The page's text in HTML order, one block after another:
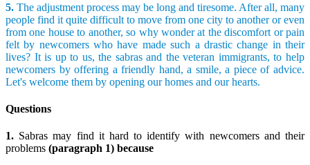
5. The adjustment process may be long and tiresome. After all, many
people find it quite difficult to move from one city to another or even
from one house to another, so why wonder at the discomfort or pain
felt by newcomers who have made such a drastic change in their
lives? It is up to us, the sabras and the veteran immigrants, to help
newcomers by offering a friendly hand, a smile, a piece of advice.
Let's welcome them by opening our homes and our hearts.
Questions
1. Sabras may find it hard to identify with newcomers and their
problems (paragraph 1) because